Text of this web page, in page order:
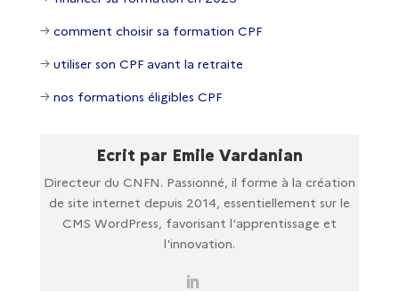
→ comment choisir sa formation CPF
→ utiliser son CPF avant la retraite
→ nos formations éligibles CPF
Ecrit par Emile Vardanian
Directeur du CNFN. Passionné, il forme à la création
de site internet depuis 2014, essentiellement sur le
CMS WordPress, favorisant l'apprentissage et
l'innovation.